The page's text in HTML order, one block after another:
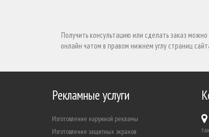
Получить консультацию или сделать заказ
онлайн чатом в правом нижнем углу страниц
Рекламные услуги
Изготовление наружной рекламы
Изготовление защитных экранов